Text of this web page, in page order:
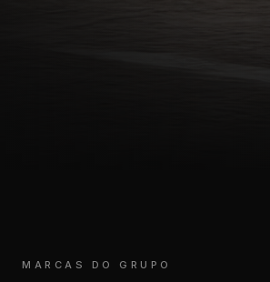
MARCAS DO GRUPO